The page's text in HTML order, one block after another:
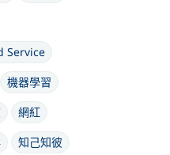
Service
機器學習
網紅
知己知彼